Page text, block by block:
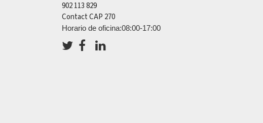
902 113 829
Contact CAP 270
Horario de oficina:08:00-17:00